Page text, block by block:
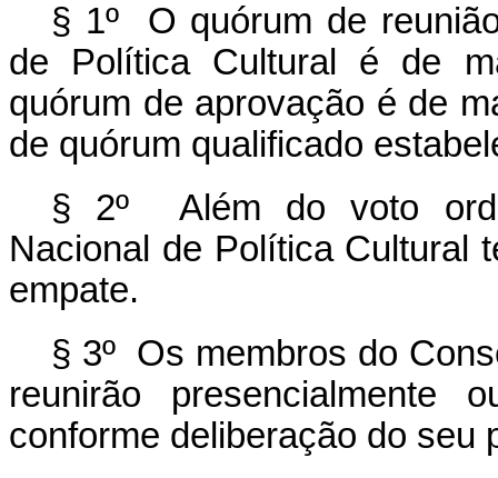
§ 1º O quórum de
de Política Cultural é de
quórum de aprovação é de
de quórum qualificado
§ 2º Além do voto
Nacional de Política Cultural
empate.
§ 3º Os membros do
reunirão presencialmente
conforme deliberação do seu